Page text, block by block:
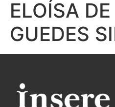
ELOÍSA
GUEDES